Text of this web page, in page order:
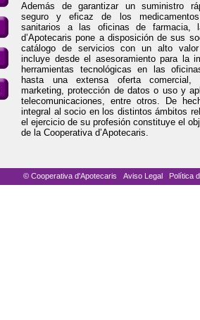
Además de garantizar un suministro
seguro y eficaz de los
sanitarios a las oficinas de farmacia,
d’Apotecaris pone a disposición de sus
catálogo de servicios con un alto valor
incluye desde el asesoramiento para la
herramientas tecnológicas en las
hasta una extensa oferta comercial,
marketing, protección de datos o uso y
telecomunicaciones, entre otros. De
integral al socio en los distintos ámbitos
el ejercicio de su profesión constituye el
de la Cooperativa d’Apotecaris.
© Cooperativa d'Apotecaris Aviso Legal Política